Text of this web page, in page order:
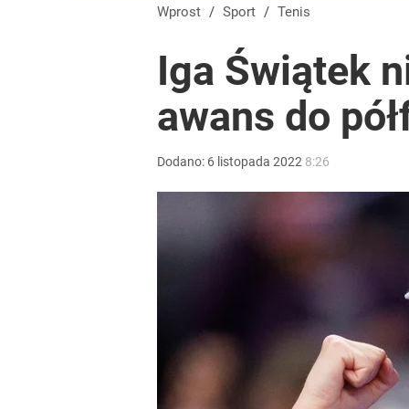
Wrze po roku Nawrockiego. „Największa hańba”
Szokująca śmierć wstrząsnęła polskim futbolem.
Farmacja: wzrost pod presją. co czeka branżę do
Wprost / Sport / Tenis
Iga Świątek
awans do
Dodano: 6 listopada 2022 8:26